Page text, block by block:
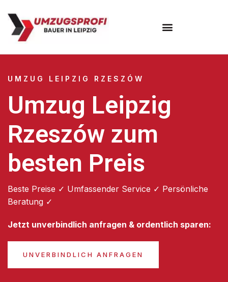
UMZUG LEIPZIG RZESZÓW
Umzug Leipzig
Rzeszów zum
besten Preis
Beste Preise ✓ Umfassender Service ✓ Persönliche
Beratung ✓
Jetzt unverbindlich anfragen & ordentlich sparen:
UNVERBINDLICH ANFRAGEN